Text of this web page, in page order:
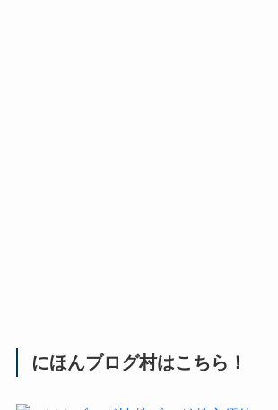
にほんブログ村はこちら！